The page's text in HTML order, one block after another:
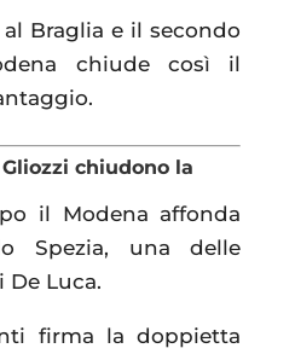
Braglia e il secondo
chiude così il
chiudono la
il Modena affonda
Spezia, una delle
Luca.
firma la doppietta